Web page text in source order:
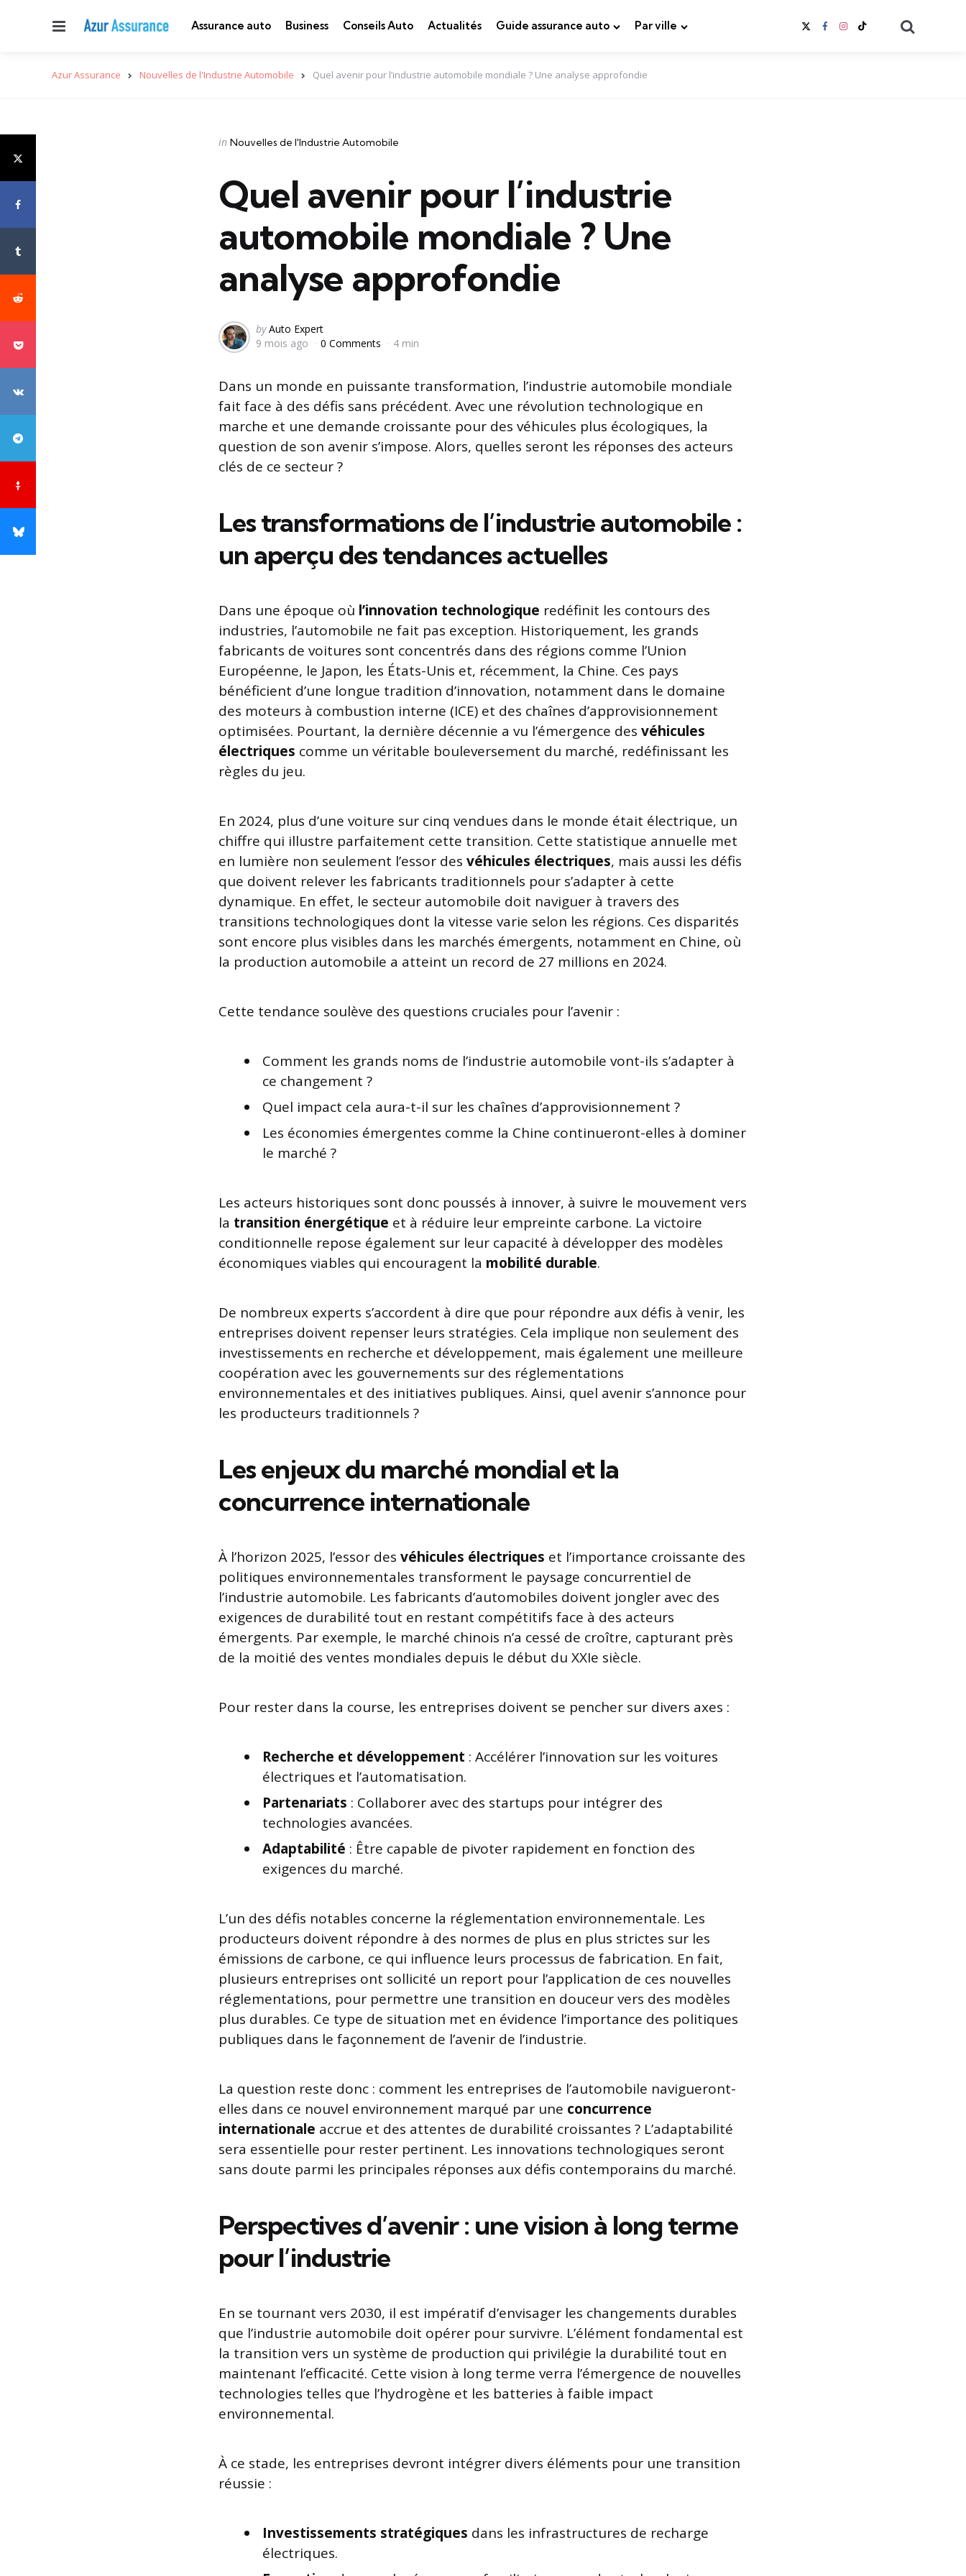
Menu Assurance auto Business Conseils Auto Actualités Guide assurance auto Par ville
Azur Assurance Nouvelles de l'Industrie Automobile Quel avenir pour l’industrie automobile mondiale ? Une analyse approfondie
Categories
Posted
in Nouvelles de l'Industrie Automobile
Quel avenir pour l’industrie
automobile mondiale ? Une
analyse approfondie
Posted
by
by Auto Expert
9 mois ago
0 Comments 4 min
Dans un monde en puissante transformation, l’industrie automobile mondiale
fait face à des défis sans précédent. Avec une révolution technologique en
marche et une demande croissante pour des véhicules plus écologiques, la
question de son avenir s’impose. Alors, quelles seront les réponses des acteurs
clés de ce secteur ?
Les transformations de l’industrie automobile :
un aperçu des tendances actuelles
Dans une époque où l’innovation technologique redéfinit les contours des
industries, l’automobile ne fait pas exception. Historiquement, les grands
fabricants de voitures sont concentrés dans des régions comme l’Union
Européenne, le Japon, les États-Unis et, récemment, la Chine. Ces pays
bénéficient d’une longue tradition d’innovation, notamment dans le domaine
des moteurs à combustion interne (ICE) et des chaînes d’approvisionnement
optimisées. Pourtant, la dernière décennie a vu l’émergence des véhicules
électriques comme un véritable bouleversement du marché, redéfinissant les
règles du jeu.
En 2024, plus d’une voiture sur cinq vendues dans le monde était électrique, un
chiffre qui illustre parfaitement cette transition. Cette statistique annuelle met
en lumière non seulement l’essor des véhicules électriques, mais aussi les défis
que doivent relever les fabricants traditionnels pour s’adapter à cette
dynamique. En effet, le secteur automobile doit naviguer à travers des
transitions technologiques dont la vitesse varie selon les régions. Ces disparités
sont encore plus visibles dans les marchés émergents, notamment en Chine, où
la production automobile a atteint un record de 27 millions en 2024.
Cette tendance soulève des questions cruciales pour l’avenir :
Comment les grands noms de l’industrie automobile vont-ils s’adapter à
ce changement ?
Quel impact cela aura-t-il sur les chaînes d’approvisionnement ?
Les économies émergentes comme la Chine continueront-elles à dominer
le marché ?
Les acteurs historiques sont donc poussés à innover, à suivre le mouvement vers
la transition énergétique et à réduire leur empreinte carbone. La victoire
conditionnelle repose également sur leur capacité à développer des modèles
économiques viables qui encouragent la mobilité durable.
De nombreux experts s’accordent à dire que pour répondre aux défis à venir, les
entreprises doivent repenser leurs stratégies. Cela implique non seulement des
investissements en recherche et développement, mais également une meilleure
coopération avec les gouvernements sur des réglementations
environnementales et des initiatives publiques. Ainsi, quel avenir s’annonce pour
les producteurs traditionnels ?
Les enjeux du marché mondial et la
concurrence internationale
À l’horizon 2025, l’essor des véhicules électriques et l’importance croissante des
politiques environnementales transforment le paysage concurrentiel de
l’industrie automobile. Les fabricants d’automobiles doivent jongler avec des
exigences de durabilité tout en restant compétitifs face à des acteurs
émergents. Par exemple, le marché chinois n’a cessé de croître, capturant près
de la moitié des ventes mondiales depuis le début du XXIe siècle.
Pour rester dans la course, les entreprises doivent se pencher sur divers axes :
Recherche et développement : Accélérer l’innovation sur les voitures
électriques et l’automatisation.
Partenariats : Collaborer avec des startups pour intégrer des
technologies avancées.
Adaptabilité : Être capable de pivoter rapidement en fonction des
exigences du marché.
L’un des défis notables concerne la réglementation environnementale. Les
producteurs doivent répondre à des normes de plus en plus strictes sur les
émissions de carbone, ce qui influence leurs processus de fabrication. En fait,
plusieurs entreprises ont sollicité un report pour l’application de ces nouvelles
réglementations, pour permettre une transition en douceur vers des modèles
plus durables. Ce type de situation met en évidence l’importance des politiques
publiques dans le façonnement de l’avenir de l’industrie.
La question reste donc : comment les entreprises de l’automobile navigueront-
elles dans ce nouvel environnement marqué par une concurrence
internationale accrue et des attentes de durabilité croissantes ? L’adaptabilité
sera essentielle pour rester pertinent. Les innovations technologiques seront
sans doute parmi les principales réponses aux défis contemporains du marché.
Perspectives d’avenir : une vision à long terme
pour l’industrie
En se tournant vers 2030, il est impératif d’envisager les changements durables
que l’industrie automobile doit opérer pour survivre. L’élément fondamental est
la transition vers un système de production qui privilégie la durabilité tout en
maintenant l’efficacité. Cette vision à long terme verra l’émergence de nouvelles
technologies telles que l’hydrogène et les batteries à faible impact
environnemental.
À ce stade, les entreprises devront intégrer divers éléments pour une transition
réussie :
Investissements stratégiques dans les infrastructures de recharge
électriques.